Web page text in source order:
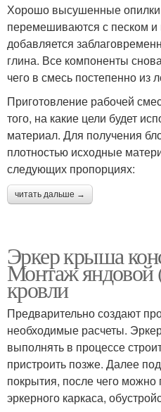
Хорошо высушенные опилки
перемешиваются с песком
добавляется
глина. Все компоненты
чего в смесь постепенно из
Приготовление рабочей
того, на какие цели будет
материал. Для получения
плотностью исходные
следующих пропорциях:
читать дальше →
Эркер крыша
Монтаж яндовой
кровли
Предварительно создают
необходимые расчеты.
выполнять в процессе
пристроить позже. Далее
покрытия, после чего можно
эркерного каркаса,